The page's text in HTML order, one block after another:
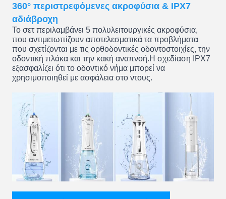
360° περιστρεφόμενες ακροφύσια & IPX7
αδιάβροχη
Το σετ περιλαμβάνει 5 πολυλειτουργικές ακροφύσια,
που αντιμετωπίζουν αποτελεσματικά τα προβλήματα
που σχετίζονται με τις ορθοδοντικές οδοντοστοιχίες, την
οδοντική πλάκα και την κακή αναπνοή.Η σχεδίαση IPX7
εξασφαλίζει ότι το οδοντικό νήμα μπορεί να
χρησιμοποιηθεί με ασφάλεια στο ντους.